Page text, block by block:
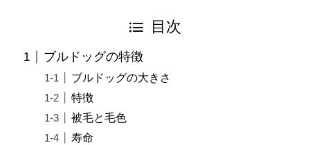
目次
ブルドッグの特徴
ブルドッグの大きさ
特徴
被毛と毛色
寿命